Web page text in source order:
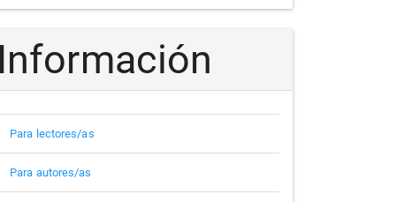
Información
Para lectores/as
Para autores/as